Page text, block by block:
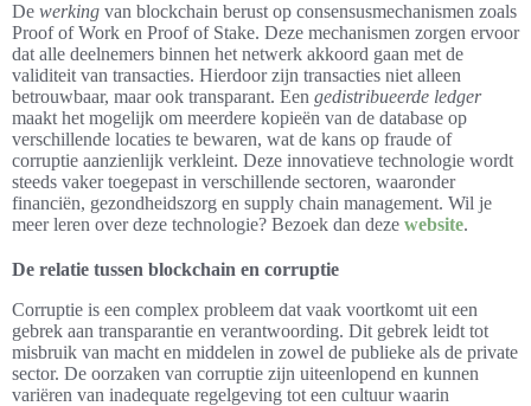
De werking van blockchain berust op consensusmechanismen zoals
Proof of Work en Proof of Stake. Deze mechanismen zorgen ervoor
dat alle deelnemers binnen het netwerk akkoord gaan met de
validiteit van transacties. Hierdoor zijn transacties niet alleen
betrouwbaar, maar ook transparant. Een gedistribueerde ledger
maakt het mogelijk om meerdere kopieën van de database op
verschillende locaties te bewaren, wat de kans op fraude of
corruptie aanzienlijk verkleint. Deze innovatieve technologie wordt
steeds vaker toegepast in verschillende sectoren, waaronder
financiën, gezondheidszorg en supply chain management. Wil je
meer leren over deze technologie? Bezoek dan deze website.
De relatie tussen blockchain en corruptie
Corruptie is een complex probleem dat vaak voortkomt uit een
gebrek aan transparantie en verantwoording. Dit gebrek leidt tot
misbruik van macht en middelen in zowel de publieke als de private
sector. De oorzaken van corruptie zijn uiteenlopend en kunnen
variëren van inadequate regelgeving tot een cultuur waarin